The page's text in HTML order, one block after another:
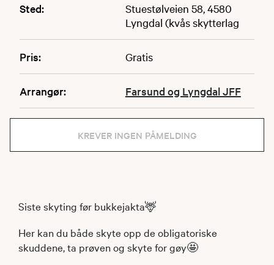
Sted:
Stuestølveien 58, 4580
Lyngdal (kvås skytterlag
Pris: Gratis
Arrangør: Farsund og Lyngdal JFF
KREVER INGEN PÅMELDING
Siste skyting før bukkejakta🦌
Her kan du både skyte opp de obligatoriske
skuddene, ta prøven og skyte for gøy🤩